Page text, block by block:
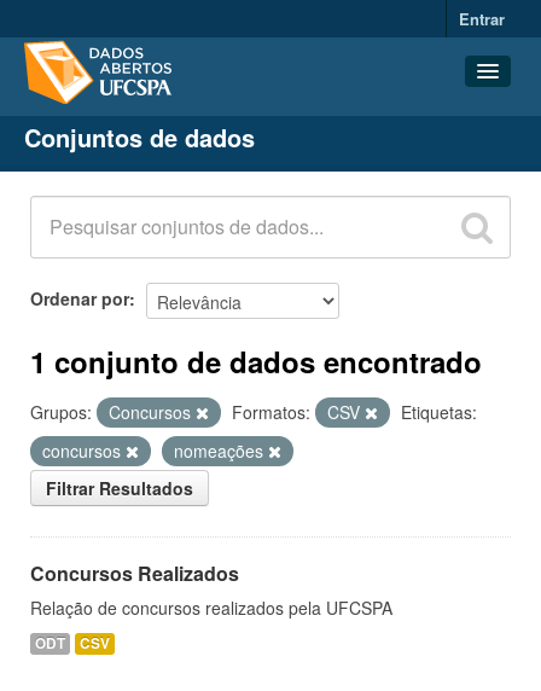
Entrar
Conjuntos de dados
Organizações
Grupos
Sobre
Conjuntos de dados
Ordenar por
1 conjunto de dados encontrado
Grupos: Concursos Formatos: CSV
Etiquetas:
concursos
nomeações
Filtrar Resultados
Concursos Realizados
Relação de concursos realizados pela UFCSPA
ODT CSV